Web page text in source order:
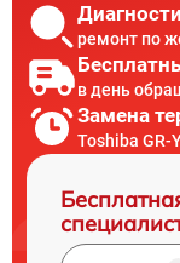
ремонт по
в день
Замена
Toshiba GR-